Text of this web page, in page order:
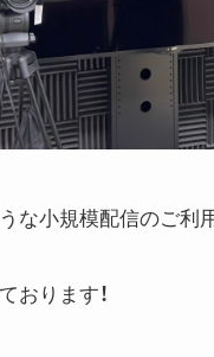
な小規模配信のご利
おります！